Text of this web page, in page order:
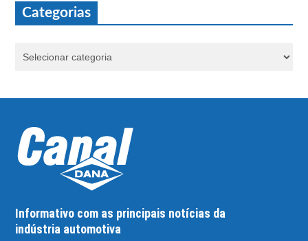
Categorias
Informativo com as principais notícias da
indústria automotiva